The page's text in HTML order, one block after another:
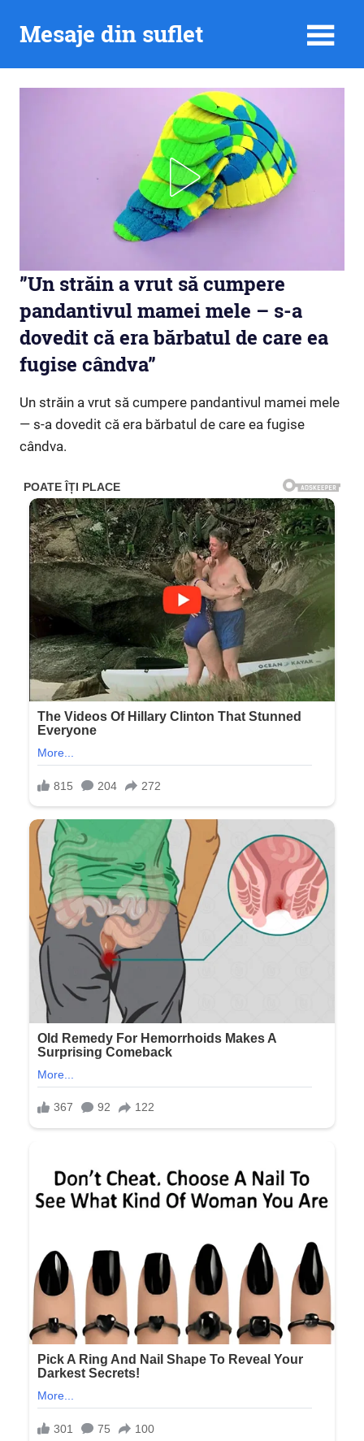
Mesaje din suflet
”Un străin a vrut să cumpere
pandantivul mamei mele – s-a
dovedit că era bărbatul de care ea
fugise cândva”
Un străin a vrut să cumpere pandantivul mamei mele
— s-a dovedit că era bărbatul de care ea fugise
cândva.